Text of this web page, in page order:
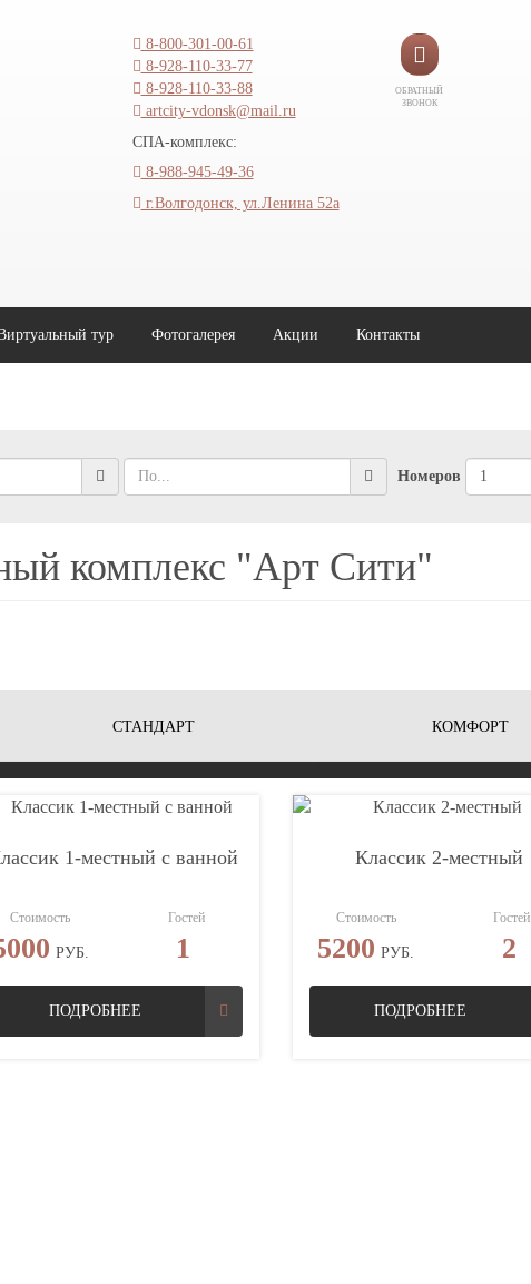
8-800-301-00-61
8-928-110-33-77
8-928-110-33-88
artcity-vdonsk@mail.ru
СПА-комплекс:
8-988-945-49-36
г.Волгодонск, ул.Ленина 52а
ОБРАТНЫЙ
ЗВОНОК
тур Фотогалерея Акции Контакты
Номеров
комплекс "Арт Сити"
СТАНДАРТ КОМФОРТ
1-местный с ванной
Стоимость
РУБ.
Гостей
1
ПОДРОБНЕЕ
Классик 2-местный
Стоимость
5200 РУБ.
Гостей
2
ПОДРОБНЕЕ